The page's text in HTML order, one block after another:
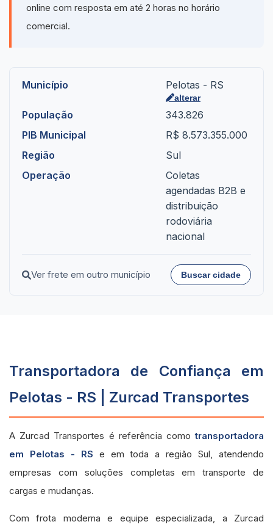
online com resposta em até 2 horas no horário
comercial.
Município Pelotas - RS
alterar
População
343.826
PIB Municipal
R$ 8.573.355.000
Região
Sul
Operação
Coletas
agendadas B2B e
distribuição
rodoviária
nacional
Ver frete em outro município Buscar cidade
Transportadora de Confiança em
Pelotas - RS | Zurcad Transportes
A Zurcad Transportes é referência comotransportadora
em Pelotas - RS e em toda a região Sul, atendendo
empresas com soluções completas em transporte de
cargas e mudanças.
Com frota moderna e equipe especializada, a Zurcad